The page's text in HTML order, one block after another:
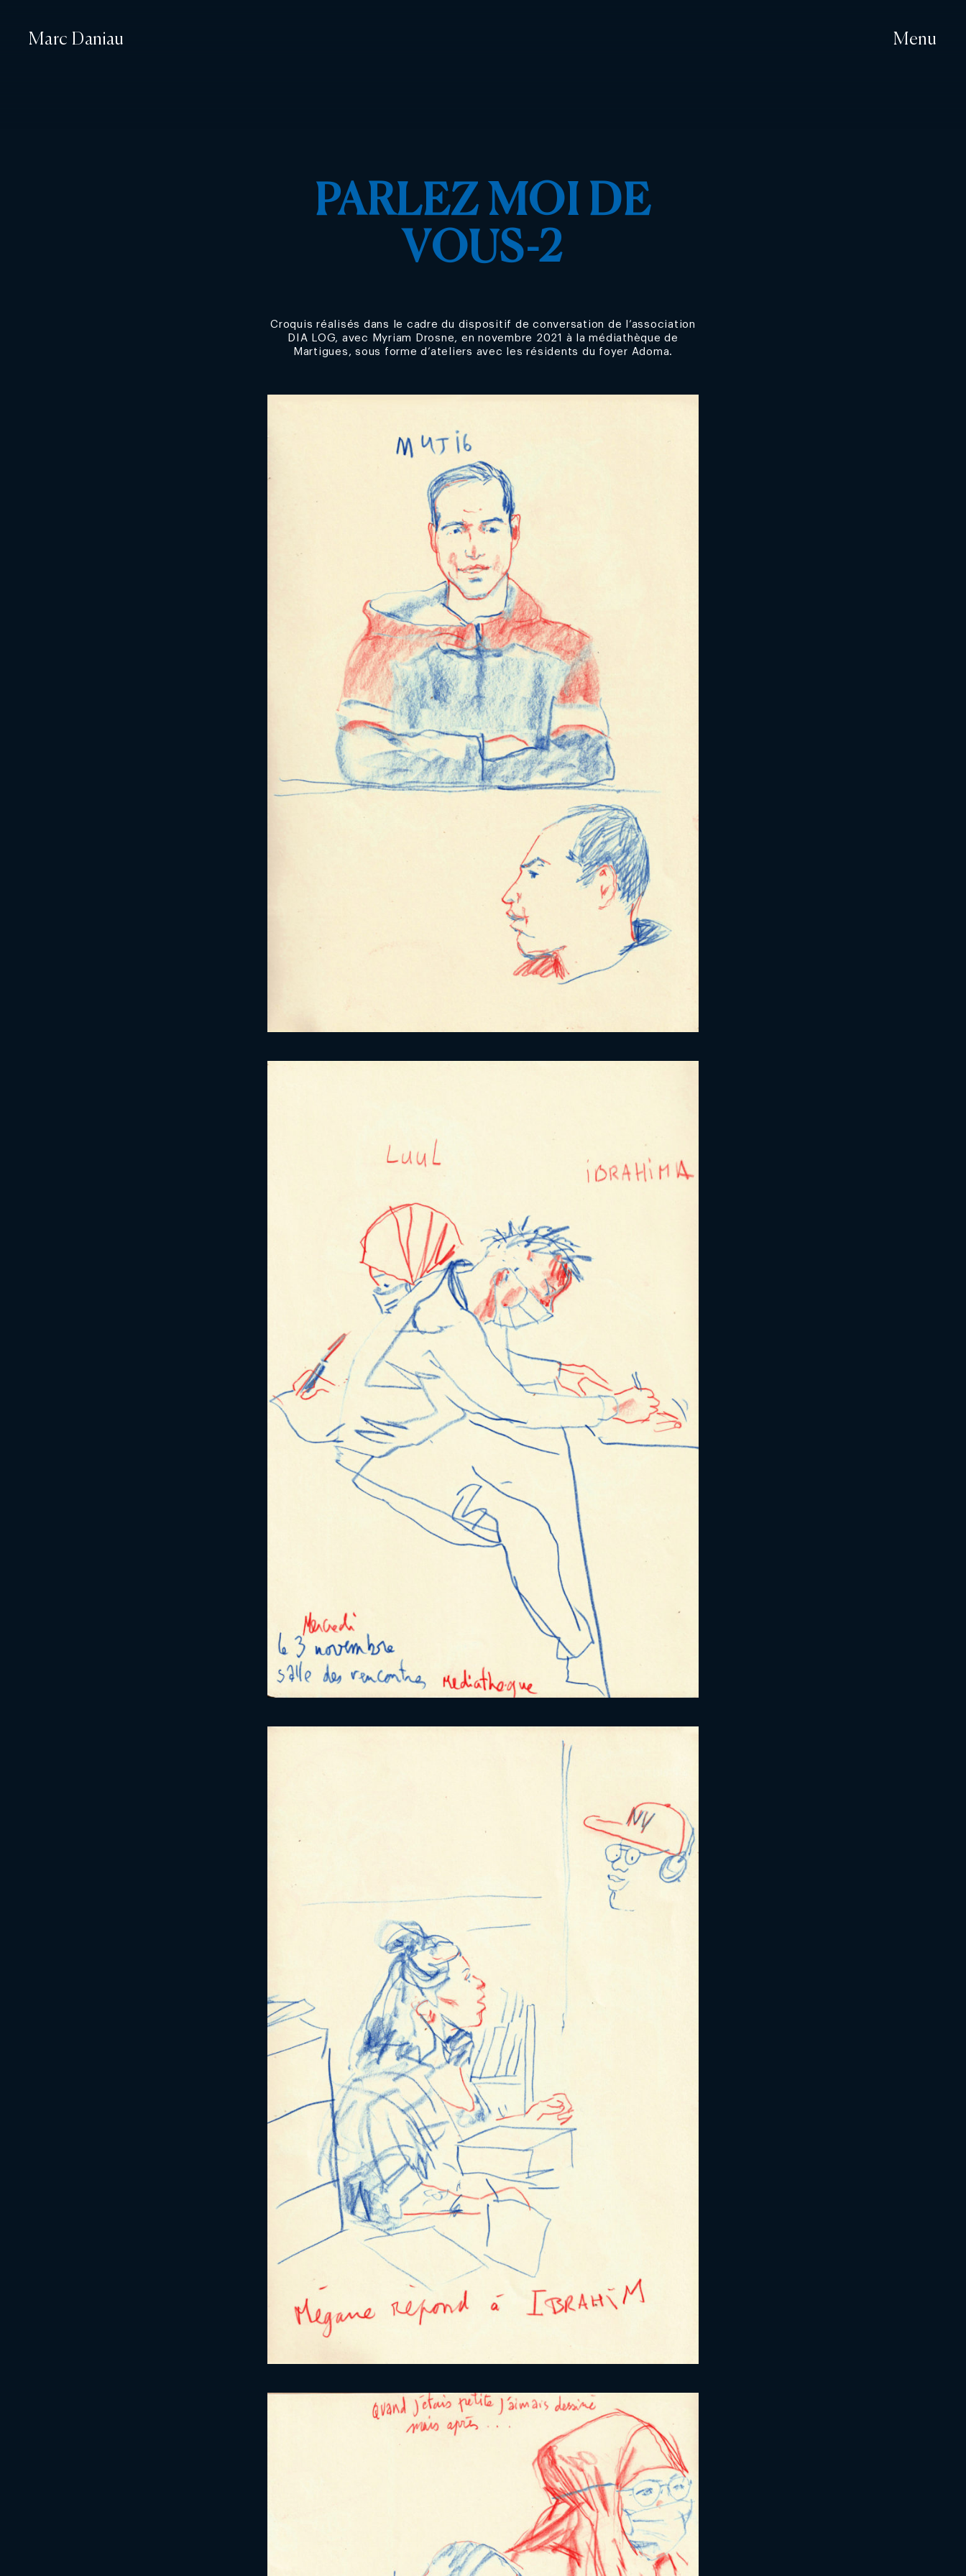
Marc Daniau Menu
PARLEZ MOI DE
VOUS-2
Croquis réalisés dans le cadre du dispositif de conversation de l’association
DIA LOG, avec Myriam Drosne, en novembre 2021 à la médiathèque de
Martigues, sous forme d’ateliers avec les résidents du foyer Adoma.